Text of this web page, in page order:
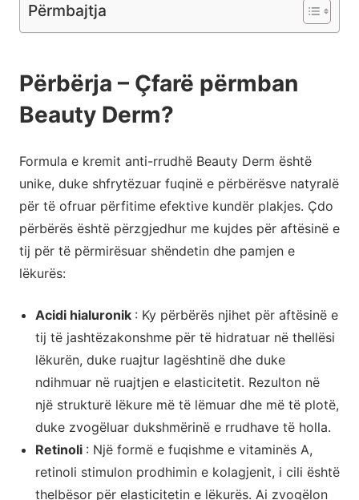
Përmbajtja
Përbërja – Çfarë përmban
Beauty Derm?
Formula e kremit anti-rrudhë Beauty Derm është
unike, duke shfrytëzuar fuqinë e përbërësve natyralë
për të ofruar përfitime efektive kundër plakjes. Çdo
përbërës është përzgjedhur me kujdes për aftësinë e
tij për të përmirësuar shëndetin dhe pamjen e
lëkurës:
Acidi hialuronik : Ky përbërës njihet për aftësinë e
tij të jashtëzakonshme për të hidratuar në thellësi
lëkurën, duke ruajtur lagështinë dhe duke
ndihmuar në ruajtjen e elasticitetit. Rezulton në
një strukturë lëkure më të lëmuar dhe më të plotë,
duke zvogëluar dukshmërinë e rrudhave të holla.
Retinoli : Një formë e fuqishme e vitaminës A,
retinoli stimulon prodhimin e kolagjenit, i cili është
thelbësor për elasticitetin e lëkurës. Ai zvogëlon